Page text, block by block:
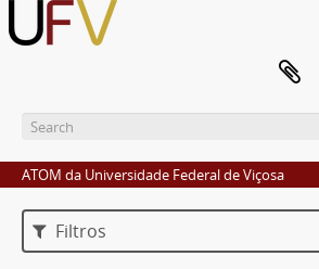
ATOM da Universidade Federal de Viçosa
Filtros